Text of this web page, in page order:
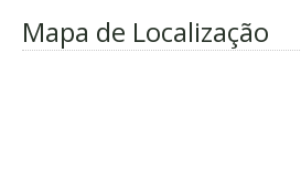
Mapa de Localização